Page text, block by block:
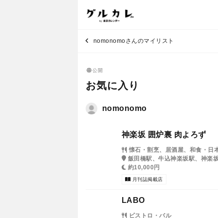
nomonomoさんのマイリスト
公開
お気に入り
nomonomo
神楽坂 囲炉裏 肉よろず
懐石・割烹、居酒屋、和食・日
飯田橋駅、牛込神楽坂駅、神楽
約10,000円
月刊誌掲載店
LABO
ビストロ・バル